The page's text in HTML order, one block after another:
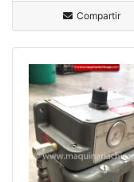
Compartir